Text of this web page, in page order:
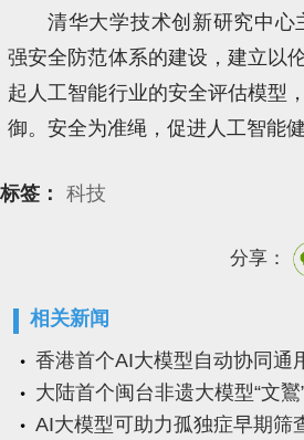
清华大学技术创新研究中心
强安全防范体系的建设，建立以
起人工智能行业的安全评估模型
御。安全为准绳，促进人工智能
标签： 科技
分享：
相关新闻
香港首个AI大模型自动协同通
大陆首个闽台非遗大模型“文鸑
AI大模型可助力孤独症早期筛